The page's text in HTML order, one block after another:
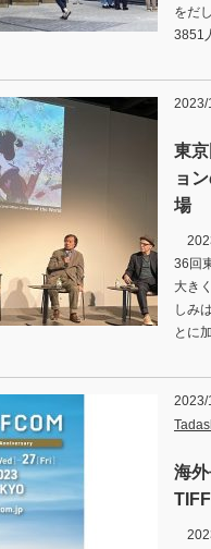
をだ
3851
2023/
東
ョ
場
36回
大き
しみ
とに
2023/
海